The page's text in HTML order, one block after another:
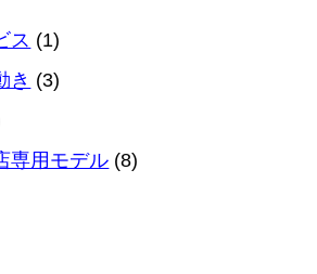
ス (1)
き (3)
専用モデル (8)